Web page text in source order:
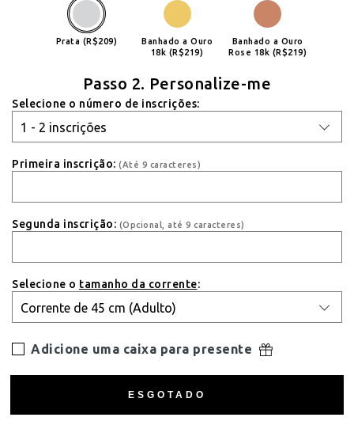
Prata (R$209)
Banhado a Ouro
18k (R$219)
Banhado a Ouro
Rose 18k (R$219)
Passo 2. Personalize-me
Selecione o número de inscrições:
Primeira inscrição: (Até 9 caracteres)
Segunda inscrição: (Opcional, até 9 caracteres)
Selecione o tamanho da corrente:
Adicione uma caixa para presente